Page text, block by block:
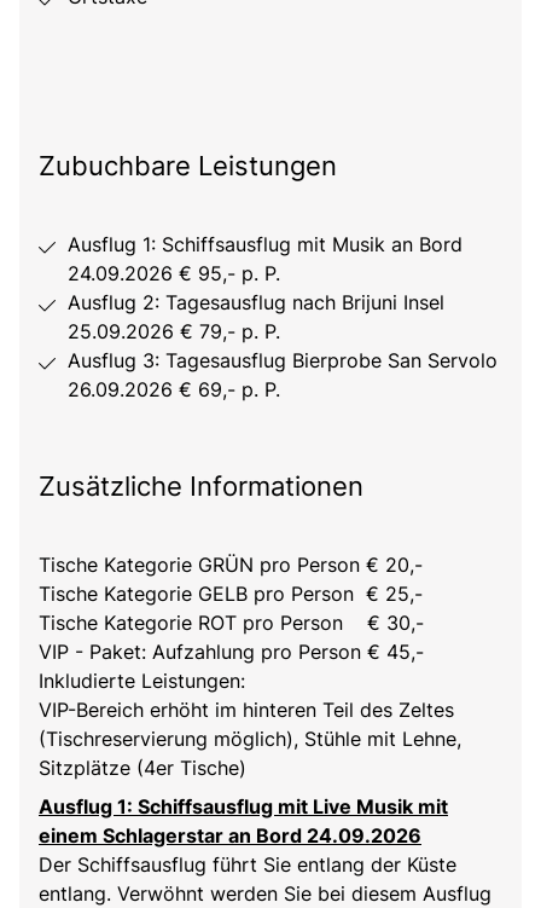
Zubuchbare Leistungen
Ausflug 1: Schiffsausflug mit Musik an Bord
24.09.2026 € 95,- p. P.
Ausflug 2: Tagesausflug nach Brijuni Insel
25.09.2026 € 79,- p. P.
Ausflug 3: Tagesausflug Bierprobe San Servolo
26.09.2026 € 69,- p. P.
Zusätzliche Informationen
Tische Kategorie GRÜN pro Person € 20,-
Tische Kategorie GELB pro Person € 25,-
Tische Kategorie ROT pro Person € 30,-
VIP - Paket: Aufzahlung pro Person € 45,-
Inkludierte Leistungen:
VIP-Bereich erhöht im hinteren Teil des Zeltes
(Tischreservierung möglich), Stühle mit Lehne,
Sitzplätze (4er Tische)
Ausflug 1: Schiffsausflug mit Live Musik mit
einem Schlagerstar an Bord 24.09.2026
Der Schiffsausflug führt Sie entlang der Küste
entlang. Verwöhnt werden Sie bei diesem Ausflug